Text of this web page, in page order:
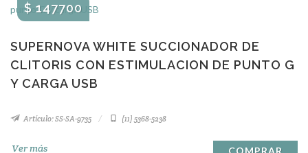
SUPERNOVA WHITE SUCCIONADOR DE
CLITORIS CON ESTIMULACION DE PUNTO G
Y CARGA USB
$ 147700
Artículo: SS-SA-9735 (11) 5368-5238
Ver más COMPRAR